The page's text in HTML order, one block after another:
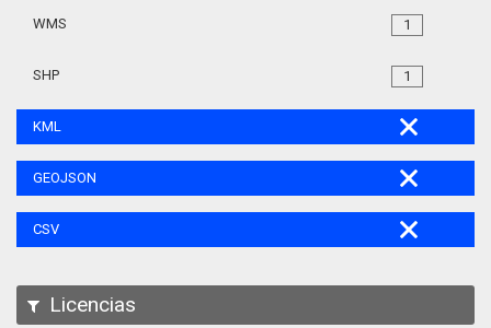
1
WMS
1
SHP
KML
GEOJSON
CSV
Licencias